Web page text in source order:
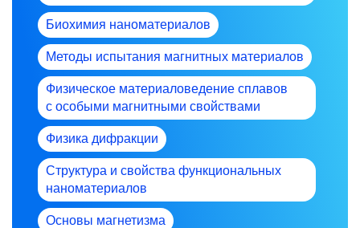
Биохимия наноматериалов
Методы испытания магнитных материалов
Физическое материаловедение сплавов
с особыми магнитными свойствами
Физика дифракции
Структура и свойства функциональных
наноматериалов
Основы магнетизма